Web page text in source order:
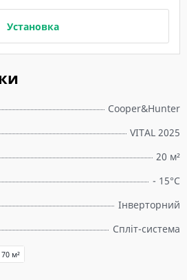
Cooper&Hunter
VITAL 2025
20 м²
- 15°C
Інверторний
Спліт-система
70 м²
Установка